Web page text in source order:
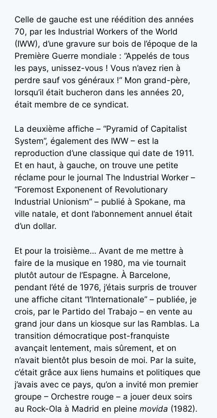
Celle de gauche est une réédition des années
70, par les Industrial Workers of the World
(IWW), d’une gravure sur bois de l’époque de la
Première Guerre mondiale : “Appelés de tous
les pays, unissez-vous ! Vous n’avez rien à
perdre sauf vos généraux !” Mon grand-père,
lorsqu’il était bucheron dans les années 20,
était membre de ce syndicat.
La deuxième affiche – “Pyramid of Capitalist
System”, également des IWW – est la
reproduction d’une classique qui date de 1911.
Et en haut, à gauche, on trouve une petite
réclame pour le journal The Industrial Worker –
“Foremost Exponenent of Revolutionary
Industrial Unionism” – publié à Spokane, ma
ville natale, et dont l’abonnement annuel était
d’un dollar.
Et pour la troisième… Avant de me mettre à
faire de la musique en 1980, ma vie tournait
plutôt autour de l’Espagne. À Barcelone,
pendant l’été de 1976, j’étais surpris de trouver
une affiche citant “l’Internationale” – publiée, je
crois, par le Partido del Trabajo – en vente au
grand jour dans un kiosque sur las Ramblas. La
transition démocratique post-franquiste
avançait lentement, mais sûrement, et on
n’avait bientôt plus besoin de moi. Par la suite,
c’était grâce aux liens humains et politiques que
j’avais avec ce pays, qu’on a invité mon premier
groupe – Orchestre rouge – a jouer deux soirs
au Rock-Ola à Madrid en pleine movida (1982).